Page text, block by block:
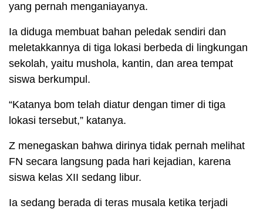
yang pernah menganiayanya.
Ia diduga membuat bahan peledak sendiri dan
meletakkannya di tiga lokasi berbeda di lingkungan
sekolah, yaitu mushola, kantin, dan area tempat
siswa berkumpul.
“Katanya bom telah diatur dengan timer di tiga
lokasi tersebut,” katanya.
Z menegaskan bahwa dirinya tidak pernah melihat
FN secara langsung pada hari kejadian, karena
siswa kelas XII sedang libur.
Ia sedang berada di teras musala ketika terjadi